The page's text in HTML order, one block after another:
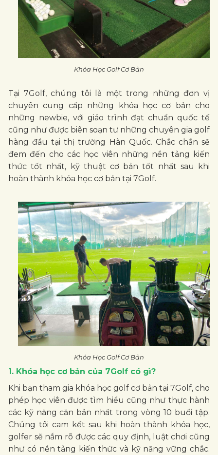
Khóa Học Golf Cơ Bản
Tại 7Golf, chúng tôi là một trong những đơn vị
chuyên cung cấp những khóa học cơ bản cho
những newbie, với giáo trình đạt chuẩn quốc tế
cũng như được biên soạn tư những chuyên gia golf
hàng đầu tại thị trường Hàn Quốc. Chắc chắn sẽ
đem đến cho các học viên những nền tảng kiến
thức tốt nhất, kỹ thuật cơ bản tốt nhất sau khi
hoàn thành khóa học cơ bản tại 7Golf.
Khóa Học Golf Cơ Bản
1. Khóa học cơ bản của 7Golf có gì?
Khi bạn tham gia khóa học golf cơ bản tại 7Golf, cho
phép học viên được tìm hiểu cũng như thực hành
các kỹ năng căn bản nhất trong vòng 10 buổi tập.
Chúng tôi cam kết sau khi hoàn thành khóa học,
golfer sẽ nắm rõ được các quy định, luật chơi cũng
như có nền tảng kiến thức và kỹ năng vững chắc.